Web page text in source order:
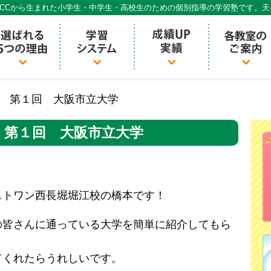
から生まれた小学生・中学生・高校生のための個別指導の学習塾です。
別指導ECCベストワン
第１回 大阪市立大学
１回 大阪市立大学
ワン西長堀堀江校の橋本です！
さんに通っている大学を簡単に紹介してもら
れたらうれしいです。